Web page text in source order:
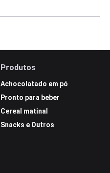
Produtos
Achocolatado em pó
Pronto para beber
Cereal matinal
Snacks e Outros